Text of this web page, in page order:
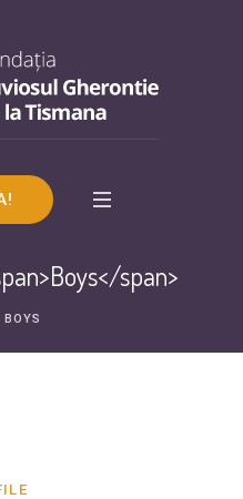
span>
BOYS